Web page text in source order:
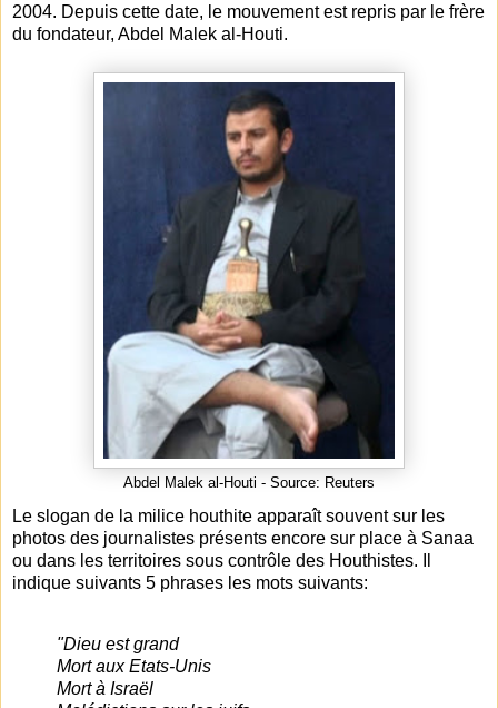
2004. Depuis cette date, le mouvement est repris par le frère
du fondateur, Abdel Malek al-Houti.
Abdel Malek al-Houti - Source: Reuters
Le slogan de la milice houthite apparaît souvent sur les
photos des journalistes présents encore sur place à Sanaa
ou dans les territoires sous contrôle des Houthistes. Il
indique suivants 5 phrases les mots suivants:
"Dieu est grand
Mort aux Etats-Unis
Mort à Israël